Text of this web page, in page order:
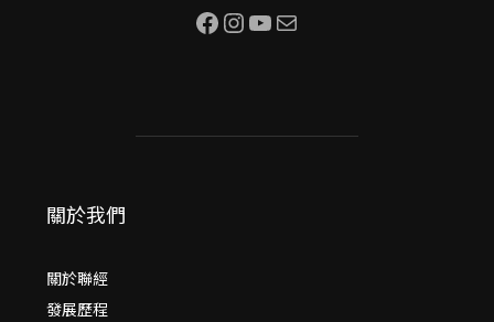
Facebook InstagramYouTube 電子郵件
關於我們
關於聯經
發展歷程